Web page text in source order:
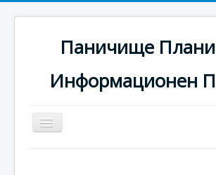
Паничище
Информационен
Превключи
навигация